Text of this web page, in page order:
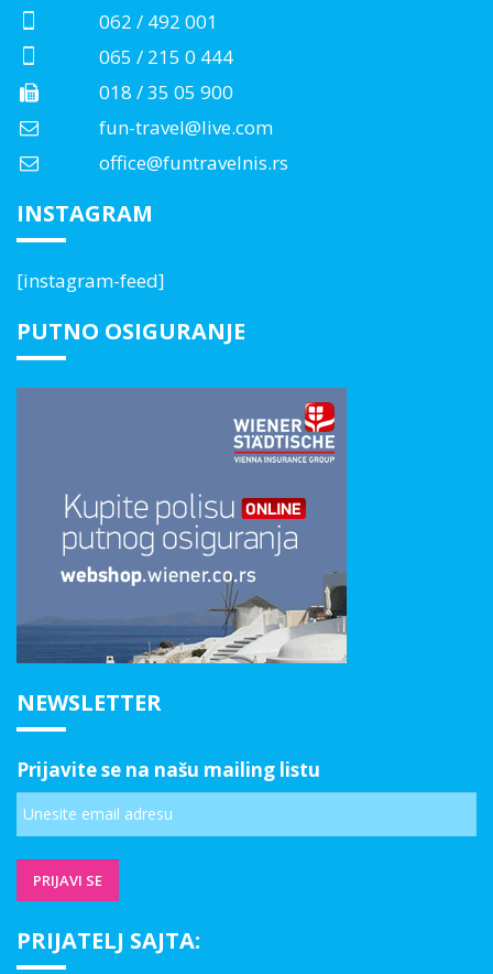
062 / 492 001
065 / 215 0 444
018 / 35 05 900
fun-travel@live.com
office@funtravelnis.rs
INSTAGRAM
[instagram-feed]
PUTNO OSIGURANJE
NEWSLETTER
Prijavite se na našu mailing listu
PRIJATELJ SAJTA: